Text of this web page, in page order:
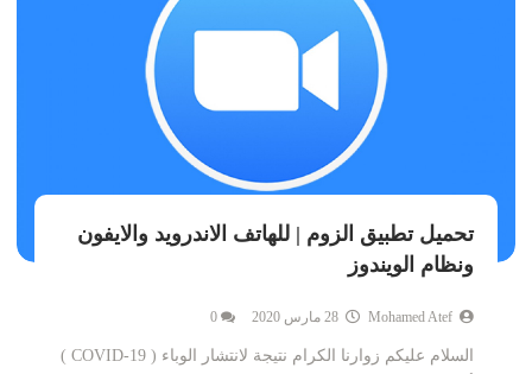
تحميل تطبيق الزوم | للهاتف الاندرويد والايفون
ونظام الويندوز
Mohamed Atef
0
السلام عليكم زوارنا الكرام نتيجة لانتشار الوباء ( COVID-19 )